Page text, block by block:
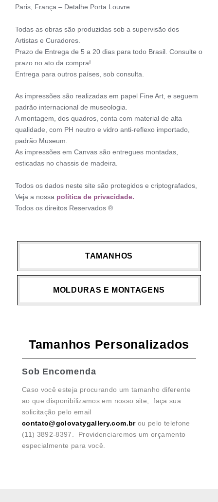
Paris, França – Detalhe Porta Louvre.
Todas as obras são produzidas sob a supervisão dos
Artistas e Curadores.
Prazo de Entrega de 5 a 20 dias para todo Brasil. Consulte o
prazo no ato da compra!
Entrega para outros países, sob consulta.
As impressões são realizadas em papel Fine Art, e seguem
padrão internacional de museologia.
A montagem, dos quadros, conta com material de alta
qualidade, com PH neutro e vidro anti-reflexo importado,
padrão Museum.
As impressões em Canvas são entregues montadas,
esticadas no chassis de madeira.
Todos os dados neste site são protegidos e criptografados,
Veja a nossa política de privacidade.
Todos os direitos Reservados ®
TAMANHOS
MOLDURAS E MONTAGENS
Tamanhos Personalizados
Sob Encomenda
Caso você esteja procurando um tamanho diferente
ao que disponibilizamos em nosso site, faça sua
solicitação pelo email
contato@golovatygallery.com.brou pelo telefone
(11) 3892-8397. Providenciaremos um orçamento
especialmente para você.